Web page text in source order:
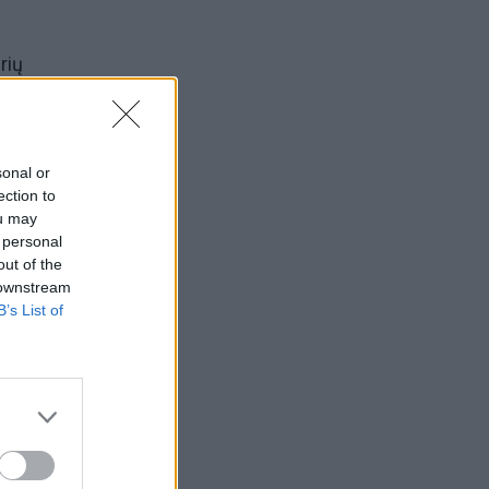
or
to
may
of the
List of